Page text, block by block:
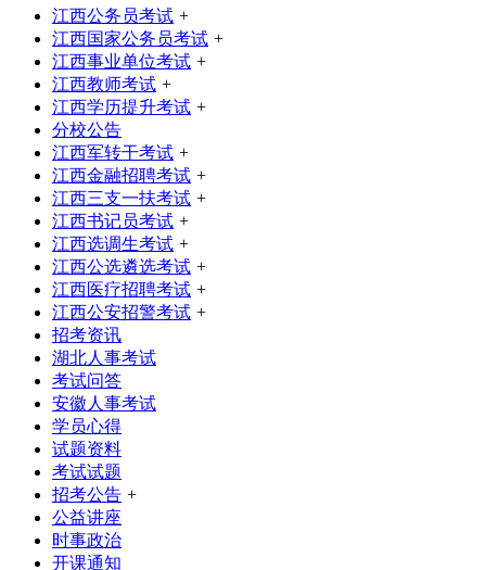
江西公务员考试 +
江西国家公务员考试 +
江西事业单位考试 +
江西教师考试 +
江西学历提升考试 +
分校公告
江西军转干考试 +
江西金融招聘考试 +
江西三支一扶考试 +
江西书记员考试 +
江西选调生考试 +
江西公选遴选考试 +
江西医疗招聘考试 +
江西公安招警考试 +
招考资讯
湖北人事考试
考试问答
安徽人事考试
学员心得
试题资料
考试试题
招考公告 +
公益讲座
时事政治
开课通知